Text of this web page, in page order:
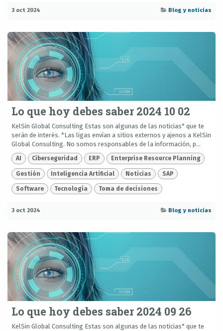
3 oct 2024 Blog y noticias
Lo que hoy debes saber 2024 10 02
KelSin Global Consulting Estas son algunas de las noticias* que te
serán de interés. *Las ligas envían a sitios externos y ajenos a KelSin
Global Consulting. No somos responsables de la información, p...
AI Ciberseguridad ERP Enterprise Resource Planning
Gestión Inteligencia Artificial Noticias SAP
Software Tecnología Toma de decisiones
3 oct 2024 Blog y noticias
Lo que hoy debes saber 2024 09 26
KelSin Global Consulting Estas son algunas de las noticias* que te